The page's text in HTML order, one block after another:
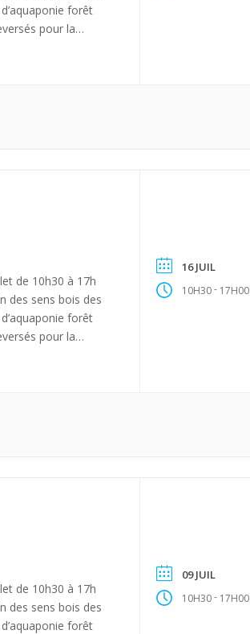
forêt
pour la
de 10h30 à 17h
des sens bois des
forêt
pour la
16 JUIL
10H30- 17H00
de 10h30 à 17h
des sens bois des
forêt
09 JUIL
10H30- 17H00